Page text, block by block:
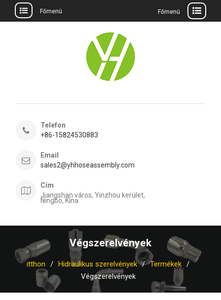
Főmenü Főmenü
Telefon
+86-15824530883
Email
sales2@yhhoseassembly.com
Cím
Jiangshan város, Yinzhou kerület,
Ningbo, Kína
Végszerelvények
itthon Hidraulikus szerelvények
Termékek
Végszerelvények